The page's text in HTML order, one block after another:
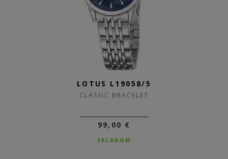
LOTUS L19058/5
CLASSIC BRACELET
99,00 €
SKLADOM